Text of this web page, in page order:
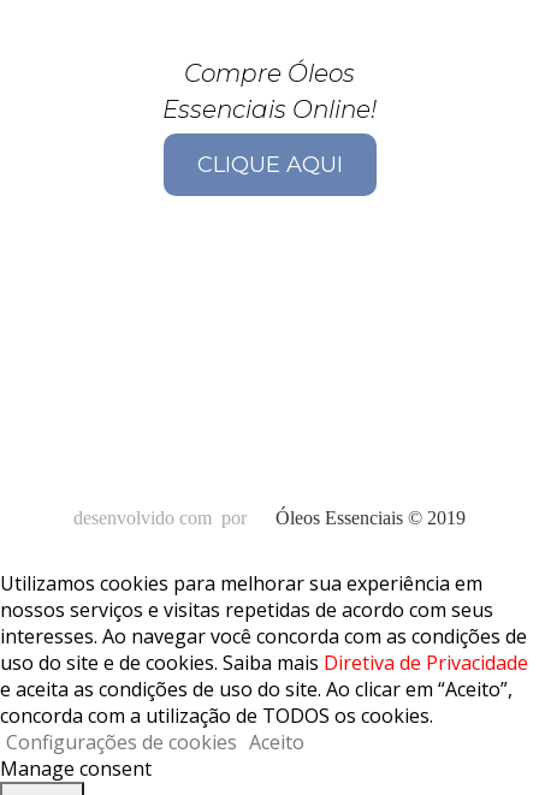
Compre Óleos
Essenciais Online!
CLIQUE AQUI
desenvolvido com por Óleos Essenciais © 2019
Utilizamos cookies para melhorar sua experiência em
nossos serviços e visitas repetidas de acordo com seus
interesses. Ao navegar você concorda com as condições de
uso do site e de cookies. Saiba mais Diretiva de Privacidade
e aceita as condições de uso do site. Ao clicar em “Aceito”,
concorda com a utilização de TODOS os cookies.
Configurações de cookies Aceito
Manage consent